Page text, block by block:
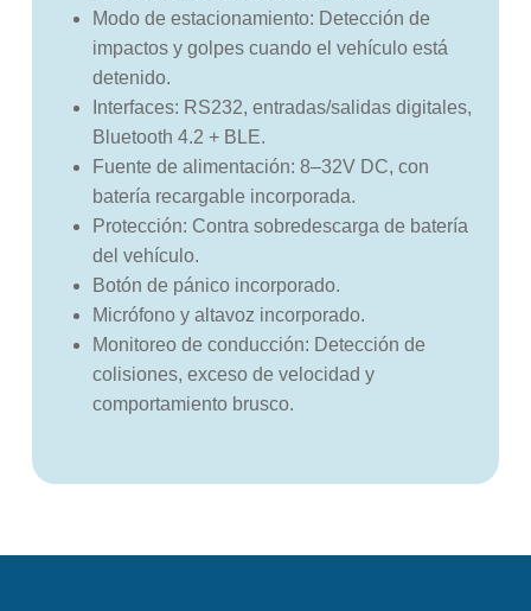
Modo de estacionamiento: Detección de
impactos y golpes cuando el vehículo está
detenido.
Interfaces: RS232, entradas/salidas digitales,
Bluetooth 4.2 + BLE.
Fuente de alimentación: 8–32V DC, con
batería recargable incorporada.
Protección: Contra sobredescarga de batería
del vehículo.
Botón de pánico incorporado.
Micrófono y altavoz incorporado.
Monitoreo de conducción: Detección de
colisiones, exceso de velocidad y
comportamiento brusco.